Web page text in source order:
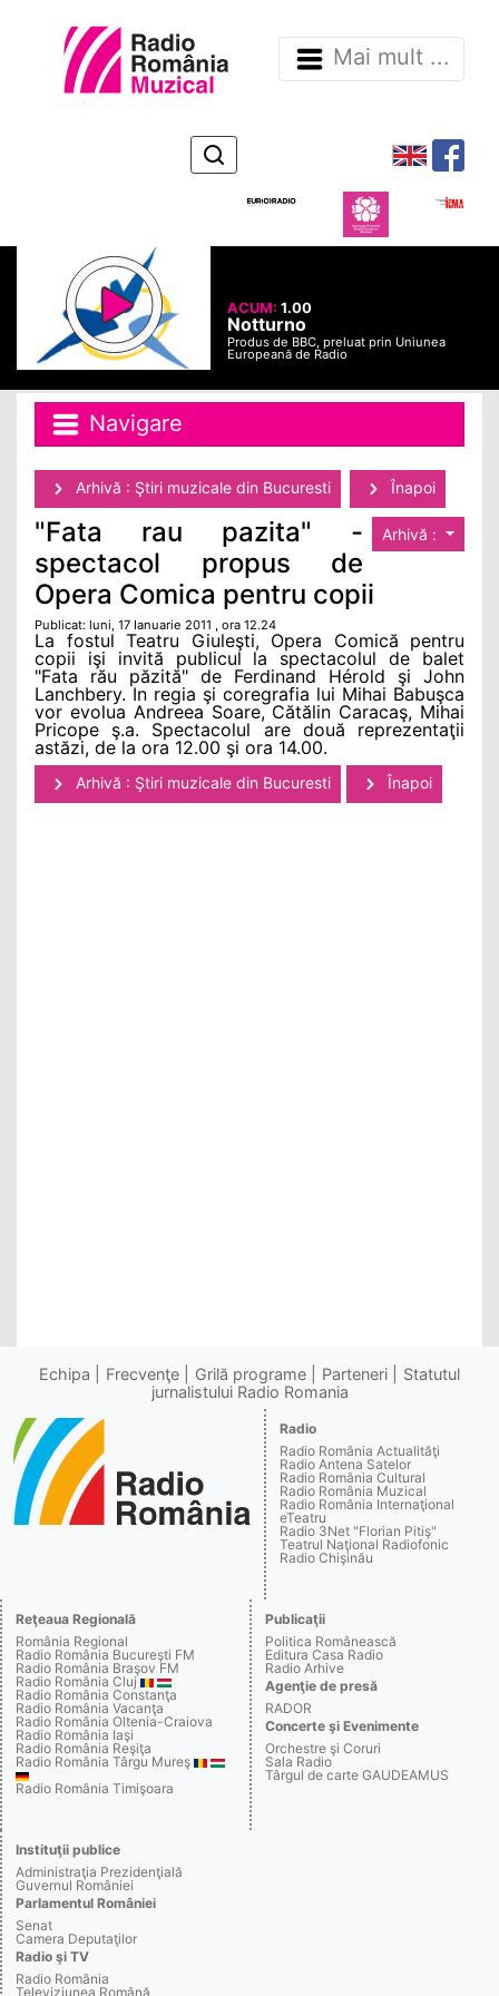
Mai mult ...
ACUM:1.00
Notturno
Produs de BBC, preluat prin Uniunea
Europeană de Radio
Navigare
Arhivă : Ştiri muzicale din Bucuresti Înapoi
Arhivă :
"Fata rau pazita" -
spectacol propus de
Opera Comica pentru copii
Publicat: luni, 17 Ianuarie 2011 , ora 12.24
La fostul Teatru Giuleşti, Opera Comică pentru
copii işi invită publicul la spectacolul de balet
"Fata rău păzită" de Ferdinand Hérold şi John
Lanchbery. In regia şi coregrafia lui Mihai Babuşca
vor evolua Andreea Soare, Cătălin Caracaş, Mihai
Pricope ş.a. Spectacolul are două reprezentaţii
astăzi, de la ora 12.00 şi ora 14.00.
Arhivă : Ştiri muzicale din Bucuresti Înapoi
Echipa Frecvenţe Grilă programe Parteneri
Statutul
jurnalistului Radio Romania
Radio
Radio România Actualităţi
Radio Antena Satelor
Radio România Cultural
Radio România Muzical
Radio România Internaţional
eTeatru
Radio 3Net "Florian Pitiş"
Teatrul Naţional Radiofonic
Radio Chişinău
Reţeaua Regională
România Regional
Radio România Bucureşti FM
Radio România Braşov FM
Radio România Cluj
Radio România Constanţa
Radio România Vacanţa
Radio România Oltenia-Craiova
Radio România Iaşi
Radio România Reşiţa
Radio România Târgu Mureş
Radio România Timişoara
Publicaţii
Politica Românească
Editura Casa Radio
Radio Arhive
Agenţie de presă
RADOR
Concerte şi Evenimente
Orchestre şi Coruri
Sala Radio
Târgul de carte GAUDEAMUS
Instituţii publice
Administraţia Prezidenţială
Guvernul României
Parlamentul României
Senat
Camera Deputaţilor
Radio şi TV
Radio România
Televiziunea Română